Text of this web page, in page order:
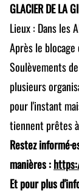
GLACIER DE LA
Lieux : Dans les
Après le
Soulèvements
plusieurs
pour l'instant
tiennent prêtes
Restez
manières :
Et pour plus